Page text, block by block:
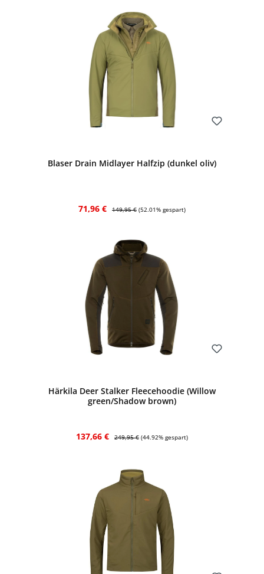
Blaser Drain Midlayer Halfzip (dunkel oliv)
Verkaufspreis:
71,96 € Regulärer Preis:
149,95 € (52.01% gespart)
Härkila Deer Stalker Fleecehoodie (Willow
green/Shadow brown)
Verkaufspreis:
137,66 € Regulärer Preis:
249,95 € (44.92% gespart)